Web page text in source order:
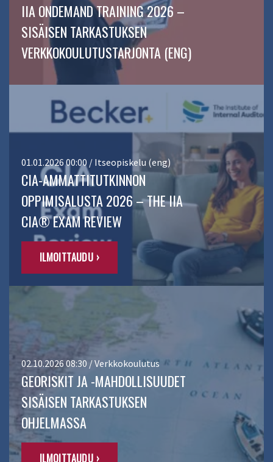
IIA ONDEMAND TRAINING 2026 –
SISÄISEN TARKASTUKSEN
VERKKOKOULUTUSTARJONTA (ENG)
01.01.2026 00:00 / Itseopiskelu (eng)
CIA-AMMATTITUTKINNON
OPPIMISALUSTA 2026 – THE IIA
CIA® EXAM REVIEW
ILMOITTAUDU ›
02.10.2026 08:30 / Verkkokoulutus
GEORISKIT JA -MAHDOLLISUUDET
SISÄISEN TARKASTUKSEN
OHJELMASSA
ILMOITTAUDU ›